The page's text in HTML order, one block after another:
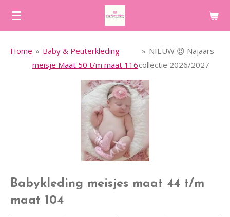
Ga
de
hoofdinhoud
Home » Baby & Peuterkleding
meisje Maat 50 t/m maat 116
» NIEUW 😍 Najaars
collectie 2026/2027
Babykleding meisjes maat 44 t/m
maat 104